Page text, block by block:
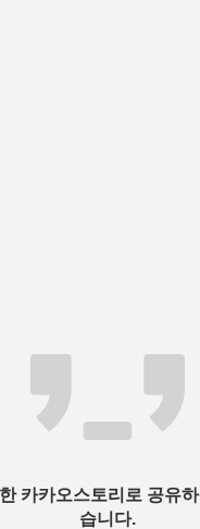
카카오스토리로 공유
습니다.